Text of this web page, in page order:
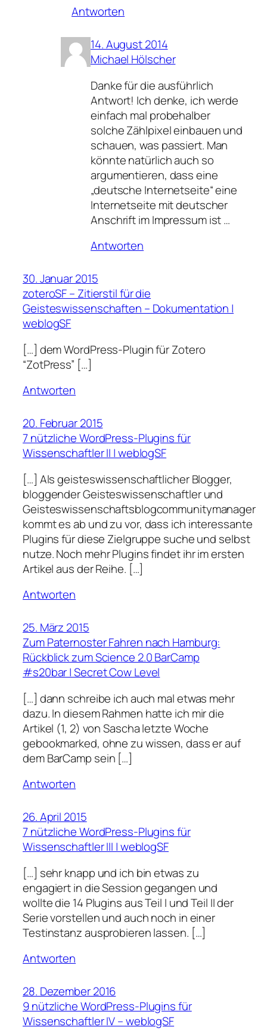
Antworten
14. August 2014
Michael Hölscher
Danke für die ausführlich
Antwort! Ich denke, ich werde
einfach mal probehalber
solche Zählpixel einbauen und
schauen, was passiert. Man
könnte natürlich auch so
argumentieren, dass eine
„deutsche Internetseite“ eine
Internetseite mit deutscher
Anschrift im Impressum ist …
Antworten
30. Januar 2015
zoteroSF – Zitierstil für die
Geisteswissenschaften – Dokumentation |
weblogSF
[…] dem WordPress-Plugin für Zotero
“ZotPress” […]
Antworten
20. Februar 2015
7 nützliche WordPress-Plugins für
Wissenschaftler II | weblogSF
[…] Als geisteswissenschaftlicher Blogger,
bloggender Geisteswissenschaftler und
Geisteswissenschaftsblogcommunitymanager
kommt es ab und zu vor, dass ich interessante
Plugins für diese Zielgruppe suche und selbst
nutze. Noch mehr Plugins findet ihr im ersten
Artikel aus der Reihe. […]
Antworten
25. März 2015
Zum Paternoster Fahren nach Hamburg:
Rückblick zum Science 2.0 BarCamp
#s20bar | Secret Cow Level
[…] dann schreibe ich auch mal etwas mehr
dazu. In diesem Rahmen hatte ich mir die
Artikel (1, 2) von Sascha letzte Woche
gebookmarked, ohne zu wissen, dass er auf
dem BarCamp sein […]
Antworten
26. April 2015
7 nützliche WordPress-Plugins für
Wissenschaftler III | weblogSF
[…] sehr knapp und ich bin etwas zu
engagiert in die Session gegangen und
wollte die 14 Plugins aus Teil I und Teil II der
Serie vorstellen und auch noch in einer
Testinstanz ausprobieren lassen. […]
Antworten
28. Dezember 2016
9 nützliche WordPress-Plugins für
Wissenschaftler IV – weblogSF